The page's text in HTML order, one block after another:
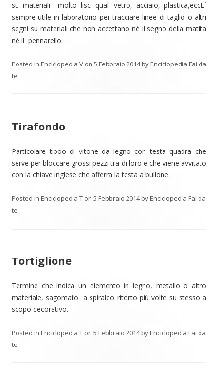
su materiali molto lisci quali vetro, acciaio, plastica,eccE´
sempre utile in laboratorio per tracciare linee di taglio o altri
segni su materiali che non accettano né il segno della matita
né il pennarello.
Posted in Enciclopedia V on 5 Febbraio 2014byEnciclopedia Fai da
te.
Tirafondo
Particolare tipoo di vitone da legno con testa quadra che
serve per bloccare grossi pezzi tra di loro e che viene avvitato
con la chiave inglese che afferra la testa a bullone.
Posted in Enciclopedia T on 5 Febbraio 2014byEnciclopedia Fai da
te.
Tortiglione
Termine che indica un elemento in legno, metallo o altro
materiale, sagomato a spiraleo ritorto più volte su stesso a
scopo decorativo.
Posted in Enciclopedia T on 5 Febbraio 2014byEnciclopedia Fai da
te.